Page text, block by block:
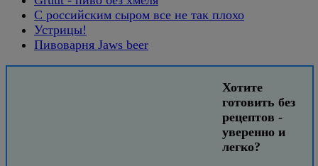
С российским сыром все не так плохо
Устрицы!
Пивоварня Jaws beer
Хотите
готовить без
рецептов -
уверенно и
легко?